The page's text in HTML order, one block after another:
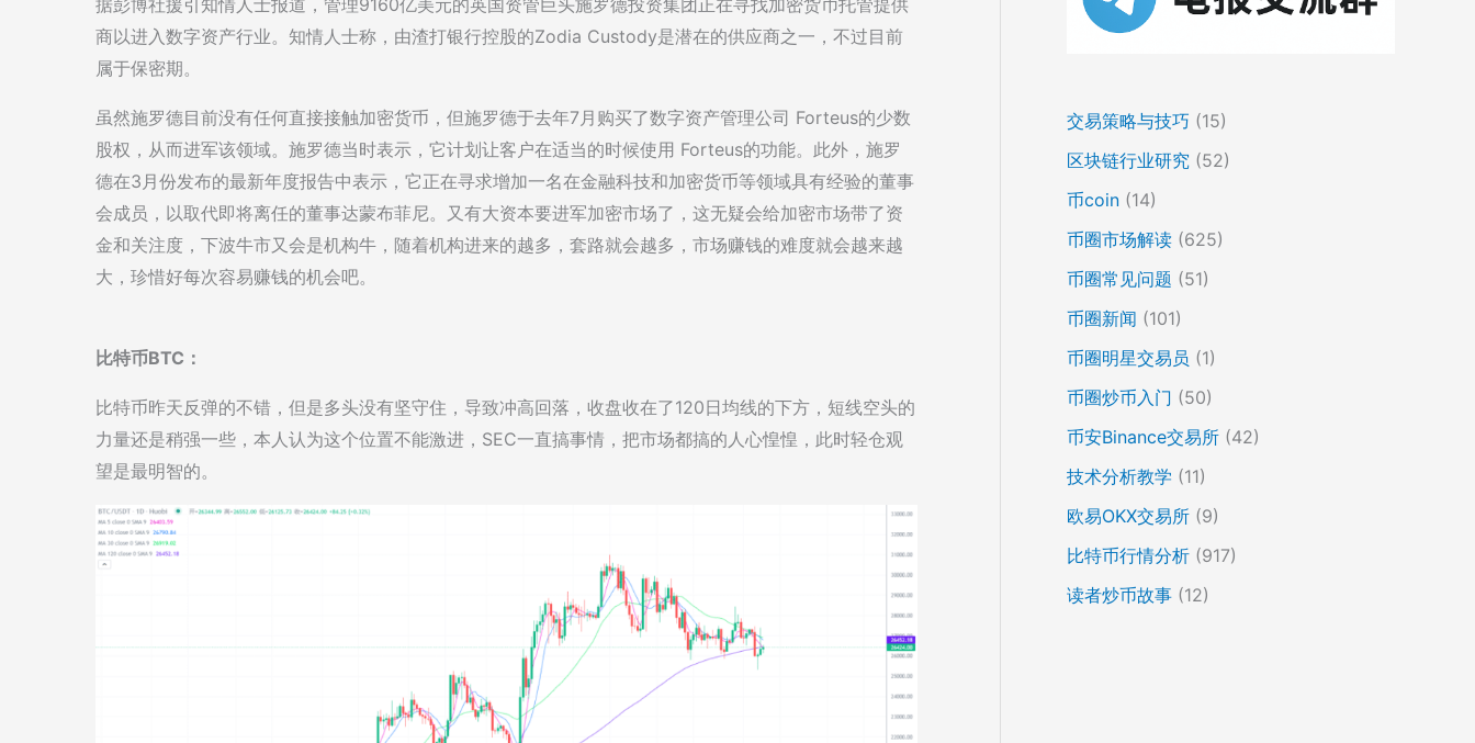
据彭博社援引知情人士报道，管理9160亿美元的英国资管巨头施罗德投资集团正在寻找加密货币托管提供
商以进入数字资产行业。知情人士称，由渣打银行控股的Zodia Custody是潜在的供应商之一，不过目前
属于保密期。
虽然施罗德目前没有任何直接接触加密货币，但施罗德于去年7月购买了数字资产管理公司 Forteus的少数
股权，从而进军该领域。施罗德当时表示，它计划让客户在适当的时候使用 Forteus的功能。此外，施罗
德在3月份发布的最新年度报告中表示，它正在寻求增加一名在金融科技和加密货币等领域具有经验的董事
会成员，以取代即将离任的董事达蒙布菲尼。又有大资本要进军加密市场了，这无疑会给加密市场带了资
金和关注度，下波牛市又会是机构牛，随着机构进来的越多，套路就会越多，市场赚钱的难度就会越来越
大，珍惜好每次容易赚钱的机会吧。
比特币BTC：
比特币昨天反弹的不错，但是多头没有坚守住，导致冲高回落，收盘收在了120日均线的下方，短线空头的
力量还是稍强一些，本人认为这个位置不能激进，SEC一直搞事情，把市场都搞的人心惶惶，此时轻仓观
望是最明智的。
交易策略与技巧 (15)
区块链行业研究 (52)
币coin (14)
币圈市场解读 (625)
币圈常见问题 (51)
币圈新闻 (101)
币圈明星交易员 (1)
币圈炒币入门 (50)
币安Binance交易所 (42)
技术分析教学 (11)
欧易OKX交易所 (9)
比特币行情分析 (917)
读者炒币故事 (12)